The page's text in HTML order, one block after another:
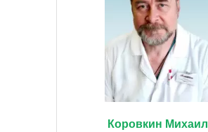
Коровкин Михаил